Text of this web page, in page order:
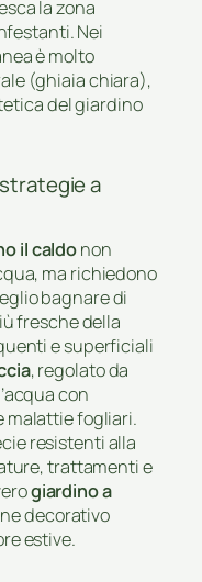
la zona
Nei
è molto
(ghiaia chiara),
del giardino
a
il caldonon
ma richiedono
bagnare di
fresche della
e superficiali
, regolato da
con
malattie fogliari.
resistenti alla
trattamenti e
giardino a
decorativo
estive.